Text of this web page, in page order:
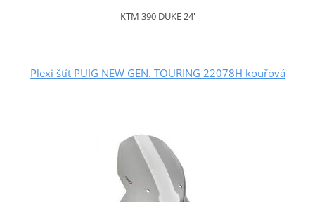
KTM 390 DUKE 24'
Plexi štít PUIG NEW GEN. TOURING 22078H kouřová